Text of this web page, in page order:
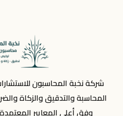
شركة نخبة المحاسبون
المحاسبة والتدقيق والزكاة
وفق أعلى المعايير